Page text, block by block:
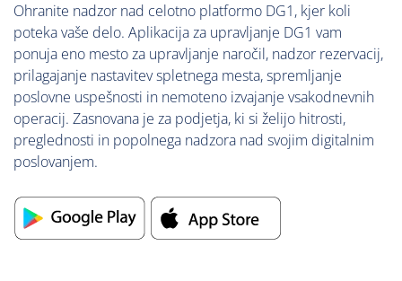
Ohranite nadzor nad celotno platformo DG1, kjer koli
poteka vaše delo. Aplikacija za upravljanje DG1 vam
ponuja eno mesto za upravljanje naročil, nadzor rezervacij,
prilagajanje nastavitev spletnega mesta, spremljanje
poslovne uspešnosti in nemoteno izvajanje vsakodnevnih
operacij. Zasnovana je za podjetja, ki si želijo hitrosti,
preglednosti in popolnega nadzora nad svojim digitalnim
poslovanjem.